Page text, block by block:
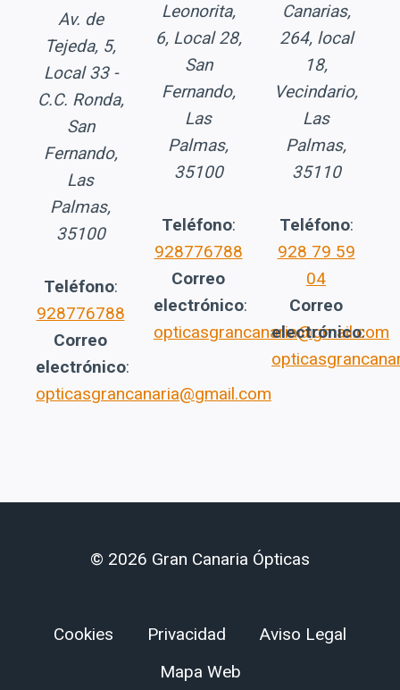
Av. de
Tejeda, 5,
Local 33 -
C.C. Ronda,
San
Fernando,
Las
Palmas,
35100
Teléfono:
928776788
Correo
electrónico:
opticasgrancanaria@gmail.com
Leonorita,
6, Local 28,
San
Fernando,
Las
Palmas,
35100
Teléfono:
928776788
Correo
electrónico:
opticasgrancanaria@gmail.com
Canarias,
264, local
18,
Vecindario,
Las
Palmas,
35110
Teléfono:
928 79 59
04
Correo
electrónico:
© 2026 Gran Canaria Ópticas
Cookies Privacidad
Aviso Legal
Mapa Web